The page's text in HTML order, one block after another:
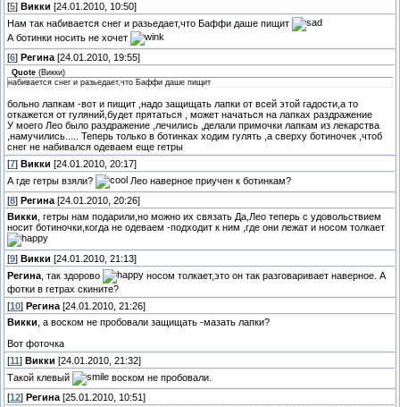
[5] Викки [24.01.2010, 10:50]
Нам так набивается снег и разьедает,что Баффи даше пищит
А ботинки носить не хочет
[6] Регина [24.01.2010, 19:55]
Quote (Викки)
набивается снег и разьедает,что Баффи даше пищит
больно лапкам -вот и пищит ,надо защищать лапки от всей этой гадости,а то
откажется от гуляний,будет прятаться , может начаться на лапках раздражение
У моего Лео было раздражение ,лечились ,делали примочки лапкам из лекарства
,намучились..... Теперь только в ботинках ходим гулять ,а сверху ботиночек ,чтоб
снег не набивался одеваем еще гетры
[7] Викки [24.01.2010, 20:17]
А где гетры взяли?
Лео наверное приучен к ботинкам?
[8] Регина [24.01.2010, 20:26]
Викки , гетры нам подарили,но можно их связать Да,Лео теперь с удовольствием
носит ботиночки,когда не одеваем -подходит к ним ,где они лежат и носом толкает
[9] Викки [24.01.2010, 21:13]
Регина , так здорово
носом толкает,это он так разговаривает наверное. А
фотки в гетрах скините?
[10] Регина [24.01.2010, 21:26]
Викки , а воском не пробовали защищать -мазать лапки?
Вот фоточка
[11 ] Викки [24.01.2010, 21:32]
Такой клевый
воском не пробовали.
[12] Регина [25.01.2010, 10:51]